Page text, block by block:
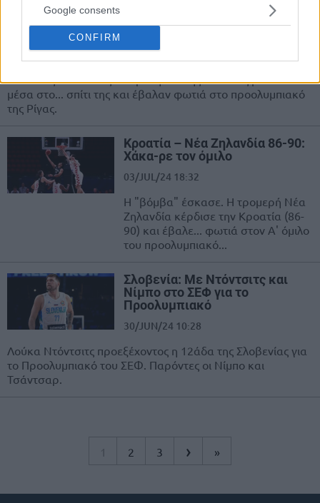
Google consents
CONFIRM
Οι Φιλιππίνες σόκαραν τη
Λετονία και έβαλαν σε…
03/JUL/24 20:42
Απίθανες Φιλιππίνες επικράτησαν της Λετονίας με 89-80
μέσα στο... σπίτι της και έβαλαν φωτιά στο προολυμπιακό
της Ρίγας.
Κροατία – Νέα Ζηλανδία 86-90:
Χάκα-ρε τον όμιλο
03/JUL/24 18:32
Η "βόμβα" έσκασε. Η τρομερή Νέα
Ζηλανδία κέρδισε την Κροατία (86-
90) και έβαλε... φωτιά στον Α' όμιλο
του προολυμπιακό...
Σλοβενία: Με Ντόντσιτς και
Νίμπο στο ΣΕΦ για το
Προολυμπιακό
30/JUN/24 10:28
Λούκα Ντόντσιτς προεξέχοντος η 12άδα της Σλοβενίας για
το Προολυμπιακό του ΣΕΦ. Παρόντες οι Νίμπο και
Τσάντσαρ.
1 2 3 › »